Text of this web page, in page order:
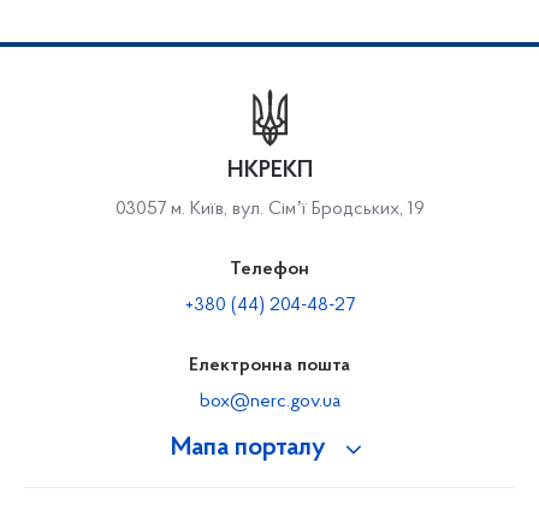
Мапа порталу
НКРЕКП
03057 м. Київ, вул. Сімʼї Бродських, 19
Телефон
+380 (44) 204-48-27
Електронна пошта
box@nerc.gov.ua